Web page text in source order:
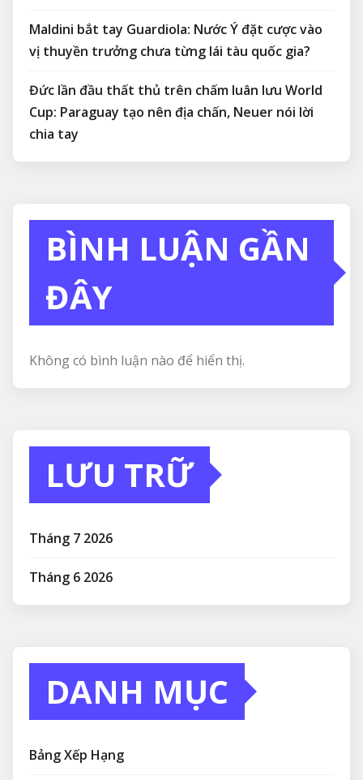
Maldini bắt tay Guardiola: Nước Ý đặt cược vào
vị thuyền trưởng chưa từng lái tàu quốc gia?
Đức lần đầu thất thủ trên chấm luân lưu World
Cup: Paraguay tạo nên địa chấn, Neuer nói lời
chia tay
BÌNH LUẬN GẦN
ĐÂY
Không có bình luận nào để hiển thị.
LƯU TRỮ
Tháng 7 2026
Tháng 6 2026
DANH MỤC
Bảng Xếp Hạng